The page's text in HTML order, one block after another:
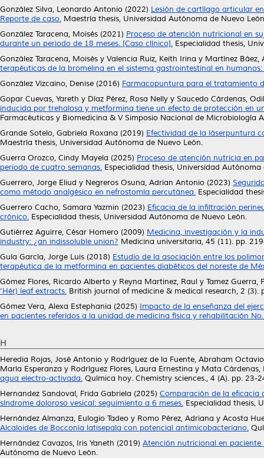
González Silva, Leonardo Antonio (2022) Lesión de cartílago articular
Reporte de caso. Maestría thesis, Universidad Autónoma de Nuevo
González Taracena, Moisés (2021) Proceso de atención nutricional en
durante un periodo de 18 meses. [Caso clínico]. Especialidad thesis,
González Taracena, Moisés y Valencia Ruiz, Keith Irina y Martínez Báez,
terapéuticas de la bromelina en el sistema gastrointestinal en
González Vizcaino, Denise (2016) Farmacopuntura para el tratamiento
Gopar Cuevas, Yareth y Díaz Pérez, Rosa Nelly y Saucedo Cárdenas,
inducida por trehalosa y metformina tiene un efecto de protección en
Farmacéuticas y Biomedicina & V Simposio Nacional de Microbiología
Grande Sotelo, Gabriela Roxana (2019) Efectividad de la láserpuntura
Maestría thesis, Universidad Autónoma de Nuevo León.
Guerra Orozco, Cindy Mayela (2025) Proceso de atención nutricia en
periodo de cuatro semanas. Especialidad thesis, Universidad Autónoma
Guerrero, Jorge Eliud y Negreros Osuna, Adrian Antonio (2023)
como método analgésico en nefrostomía percutánea. Especialidad
Guerrero Cacho, Samara Yazmin (2023) Eficacia de la infiltración
crónico. Especialidad thesis, Universidad Autónoma de Nuevo León.
Gutiérrez Aguirre, César Homero (2009) Medicina, investigación y la
industry: ¿an indissoluble union? Medicina universitaria, 45 (11). pp.
Guía García, Jorge Luis (2018) Estudio de la asociación entre los
terapéutica de la metformina en pacientes diabéticos del noreste de
Gómez Flores, Ricardo Alberto y Reyna Martinez, Raul y Tamez Guerra,
'Hér) leaf extracts. British journal of medicine & medical research, 2 (3).
Gómez Vera, Alexa Estephania (2025) Impacto de la enseñanza del
en pacientes referidos a la unidad de medicina física y rehabilitación
H
Heredia Rojas, José Antonio y Rodríguez de la Fuente, Abraham Octavio
María Esperanza y Rodríguez Flores, Laura Ernestina y Mata Cárdenas,
agua electro-activada. Química hoy. Chemistry sciences., 4 (A). pp. 23-
Hernandez Sandoval, Frida Gabriela (2025) Comparación de la eficacia
síndrome doloroso vesical: seguimiento a 6 meses. Especialidad thesis,
Hernández Almanza, Eulogio Tadeo y Romo Pérez, Adriana y Acosta
Alcaloides de Bocconia latisepala con potencial antimicobacteriano.
Hernández Cavazos, Iris Yaneth (2019) Atención nutricional en paciente
Autónoma de Nuevo León.